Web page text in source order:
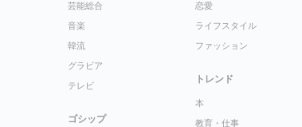
芸能総合
音楽
韓流
グラビア
テレビ
ゴシップ
恋愛
ライフスタイル
ファッション
トレンド
本
教育・仕事